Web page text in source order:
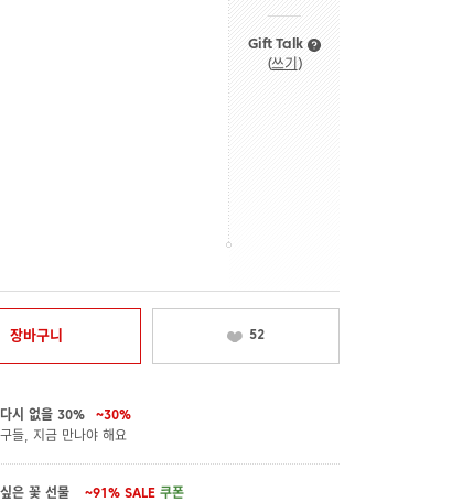
Gift Talk
(쓰기 )
장바구니 52
시 없을 30%
~30%
들, 지금 만나야 해요
은 꽃 선물 ~91% SALE 쿠폰